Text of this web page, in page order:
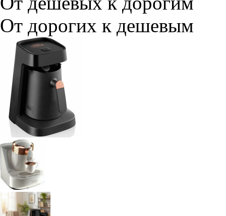
От дорогих к дешевым